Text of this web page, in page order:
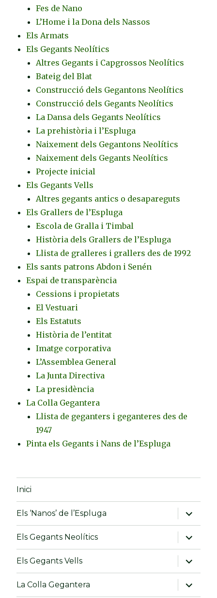
Fes de Nano
L’Home i la Dona dels Nassos
Els Armats
Els Gegants Neolítics
Altres Gegants i Capgrossos Neolítics
Bateig del Blat
Construcció dels Gegantons Neolítics
Construcció dels Gegants Neolítics
La Dansa dels Gegants Neolítics
La prehistòria i l’Espluga
Naixement dels Gegantons Neolítics
Naixement dels Gegants Neolítics
Projecte inicial
Els Gegants Vells
Altres gegants antics o desapareguts
Els Grallers de l’Espluga
Escola de Gralla i Timbal
Història dels Grallers de l’Espluga
Llista de gralleres i grallers des de 1992
Els sants patrons Abdon i Senén
Espai de transparència
Cessions i propietats
El Vestuari
Els Estatuts
Història de l’entitat
Imatge corporativa
L’Assemblea General
La Junta Directiva
La presidència
La Colla Gegantera
Llista de geganters i geganteres des de
1947
Pinta els Gegants i Nans de l’Espluga
Inici
Els ‘Nanos’ de l’Espluga
amplia
el
menú
fill
Els Gegants Neolítics
amplia
el
menú
fill
Els Gegants Vells
amplia
el
menú
fill
La Colla Gegantera
amplia
el